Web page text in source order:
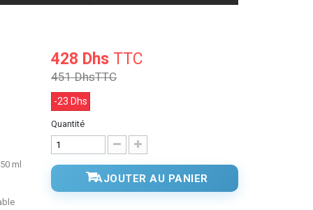
ml
428 Dhs TTC
451 DhsTTC
-23 Dhs
Quantité
AJOUTER AU PANIER